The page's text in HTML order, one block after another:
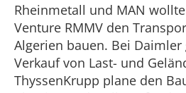
Rheinmetall und MAN
Venture RMMV den
Algerien bauen. Bei Daimler
Verkauf von Last- und
ThyssenKrupp plane den